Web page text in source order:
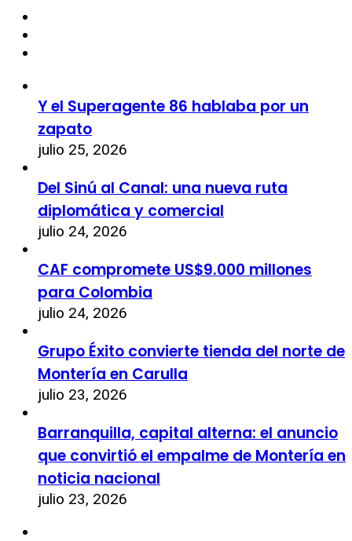
Y el Superagente 86 hablaba por un
zapato
julio 25, 2026
Del Sinú al Canal: una nueva ruta
diplomática y comercial
julio 24, 2026
CAF compromete US$9.000 millones
para Colombia
julio 24, 2026
Grupo Éxito convierte tienda del norte de
Montería en Carulla
julio 23, 2026
Barranquilla, capital alterna: el anuncio
que convirtió el empalme de Montería en
noticia nacional
julio 23, 2026